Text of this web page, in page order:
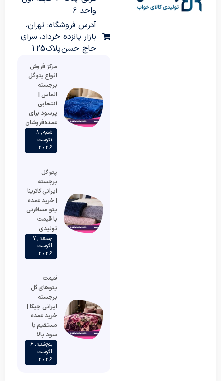
واحد 6
آدرس فروشگاه: تهران،
بازار پانزده خرداد، سرای
حاج حسن پلاک 125
مرکز فروش
انواع پتو گل
برجسته
الماس |
انتخابی
پرسود برای
عمده‌فروشان
شنبه , 8
آگوست
2026
پتو گل
برجسته
ایرانی کاترینا
| خرید عمده
پتو مسافرتی
با قیمت
تولیدی
جمعه , 7
آگوست
2026
قیمت
پتوهای گل
برجسته
ایرانی چیکا |
خرید عمده
مستقیم با
سود بالا
پنج‌شنبه , 6
آگوست
2026